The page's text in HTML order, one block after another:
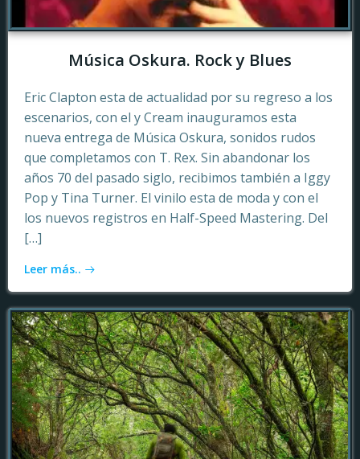
Música Oskura. Rock y Blues
Eric Clapton esta de actualidad por su regreso a los
escenarios, con el y Cream inauguramos esta
nueva entrega de Música Oskura, sonidos rudos
que completamos con T. Rex. Sin abandonar los
años 70 del pasado siglo, recibimos también a Iggy
Pop y Tina Turner. El vinilo esta de moda y con el
los nuevos registros en Half-Speed Mastering. Del
[…]
Leer más..